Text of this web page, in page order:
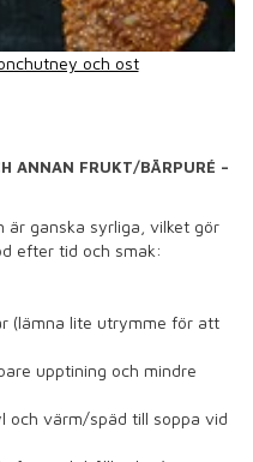
och ost
ANNAN FRUKT/BÄRPURÉ –
är ganska syrliga, vilket gör
efter tid och smak:
(lämna lite utrymme för att
upptining och mindre
och värm/späd till soppa vid